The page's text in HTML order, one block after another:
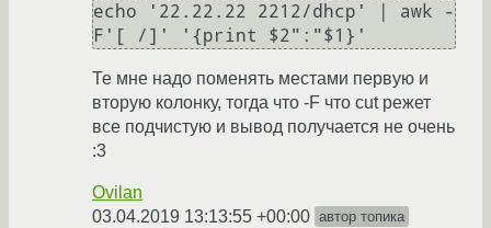
echo '22.22.22 2212/dhcp' | awk -
F'[ /]' '{print $2":"$1}'
Те мне надо поменять местами первую и
вторую колонку, тогда что -F что cut режет
все подчистую и вывод получается не очень
:3
Ovilan
03.04.2019 13:13:55 +00:00 автор топика